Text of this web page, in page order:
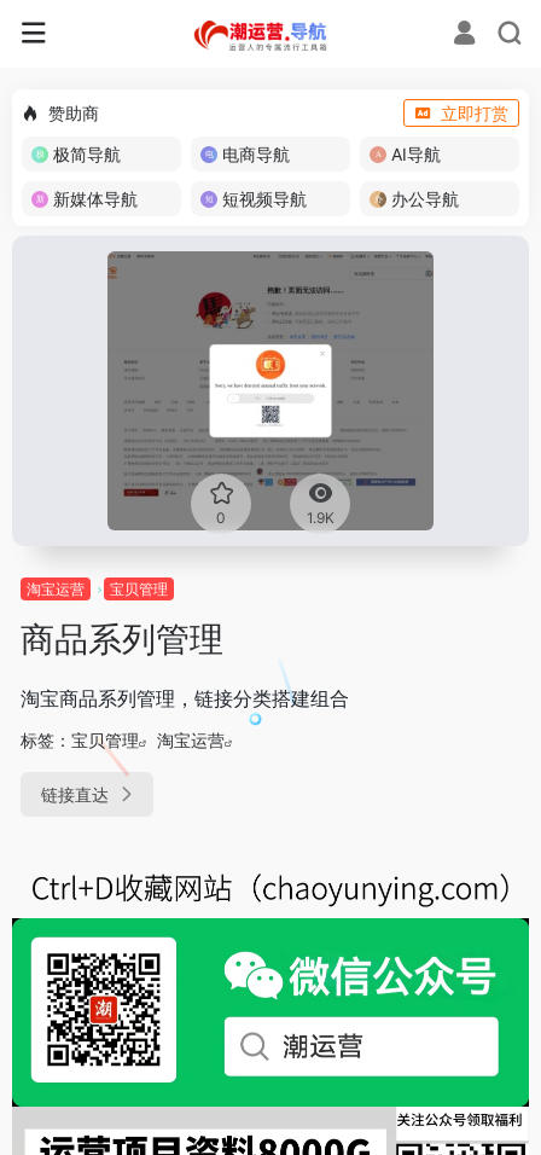
赞助商
立即打赏
极简导航
电商导航 AI导航
新媒体导航 短视频导航 办公导航
0 1.9K
淘宝运营 宝贝管理
商品系列管理
淘宝商品系列管理，链接分类搭建组合
标签： 宝贝管理 淘宝运营
链接直达